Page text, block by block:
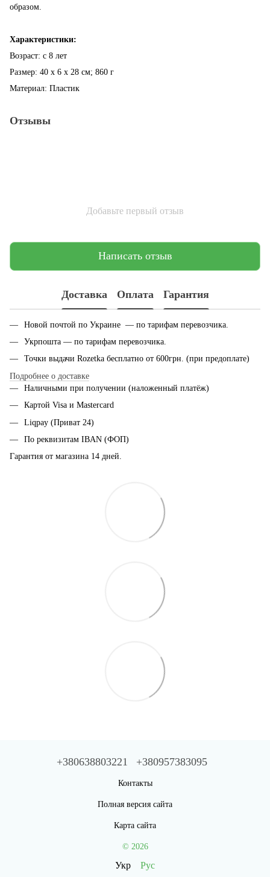
образом.
Характеристики:
Возраст: с 8 лет
Размер: 40 x 6 x 28 см; 860 г
Материал: Пластик
Отзывы
Добавьте первый отзыв
Написать отзыв
Доставка Оплата Гарантия
Новой почтой по Украине — по тарифам перевозчика.
Укрпошта — по тарифам перевозчика.
Точки выдачи Rozetka бесплатно от 600грн. (при предоплате)
Подробнее о доставке
Наличными при получении (наложенный платёж)
Картой Visa и Mastercard
Liqpay (Приват 24)
По реквизитам IBAN (ФОП)
Гарантия от магазина 14 дней.
+380638803221 +380957383095
Контакты
Полная версия сайта
Карта сайта
© 2026
Укр Рус